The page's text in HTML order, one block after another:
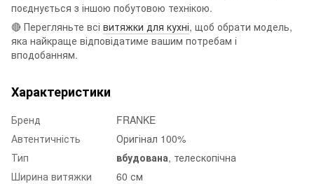
поєднується з іншою побутовою технікою.
🔴 Перегляньте всі витяжки для кухні, щоб обрати модель,
яка найкраще відповідатиме вашим потребам і
вподобанням.
Характеристики
Бренд
FRANKE
Автентичність
Оригінал 100%
Тип
вбудована, телескопічна
Ширина витяжки
60 см